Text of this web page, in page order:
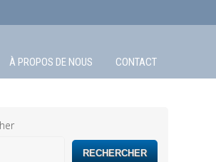
À PROPOS DE NOUS CONTACT
RECHERCHER